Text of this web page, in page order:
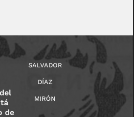
de
SALVADOR
DÍAZ
MIRÓN